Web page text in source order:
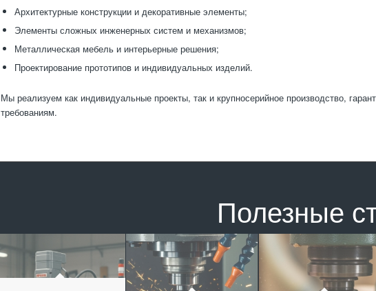
Архитектурные конструкции и декоративные элементы;
Элементы сложных инженерных систем и механизмов;
Металлическая мебель и интерьерные решения;
Проектирование прототипов и индивидуальных изделий.
Мы реализуем как индивидуальные проекты, так и крупносерийное производство,
требованиям.
Полезные